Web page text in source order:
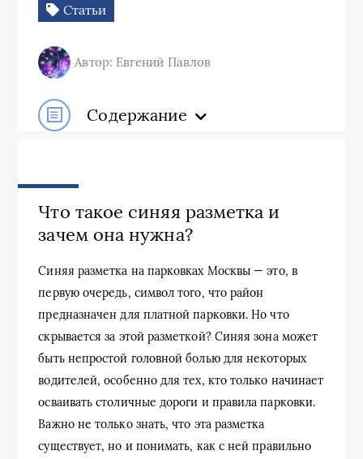
Статьи
Автор: Евгений Павлов
Содержание
Что такое синяя разметка и
зачем она нужна?
Синяя разметка на парковках Москвы — это, в
первую очередь, символ того, что район
предназначен для платной парковки. Но что
скрывается за этой разметкой? Синяя зона может
быть непростой головной болью для некоторых
водителей, особенно для тех, кто только начинает
осваивать столичные дороги и правила парковки.
Важно не только знать, что эта разметка
существует, но и понимать, как с ней правильно